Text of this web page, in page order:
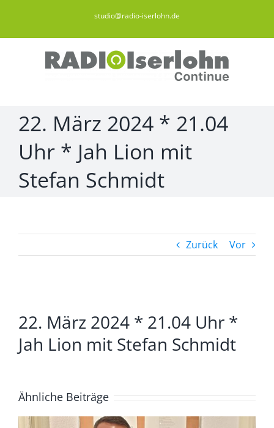
springen
studio@radio-iserlohn.de
22. März 2024 * 21.04
Uhr * Jah Lion mit
Stefan Schmidt
Zurück Vor
grösseres
Bild
22. März 2024 * 21.04 Uhr *
Jah Lion mit Stefan Schmidt
Ähnliche Beiträge
4. August *20.04. Uhr*